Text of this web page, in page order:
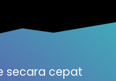
secara cepat